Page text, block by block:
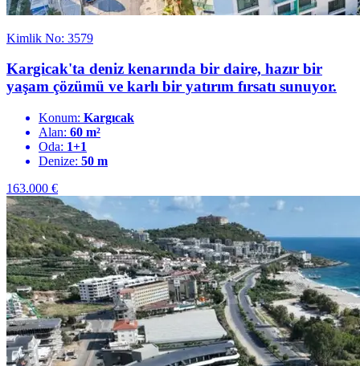
Kimlik No: 3579
Kargicak'ta deniz kenarında bir daire, hazır bir
yaşam çözümü ve karlı bir yatırım fırsatı sunuyor.
Konum: Kargıcak
Alan: 60 m²
Oda: 1+1
Denize: 50 m
163.000 €